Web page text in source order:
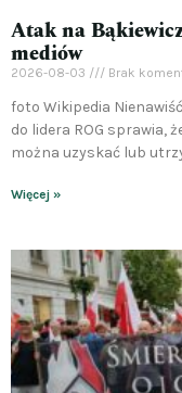
Atak na
mediów
2026-08-03 Brak
foto Wikipedia
do lidera ROG sprawia,
można uzyskać lub
Więcej »